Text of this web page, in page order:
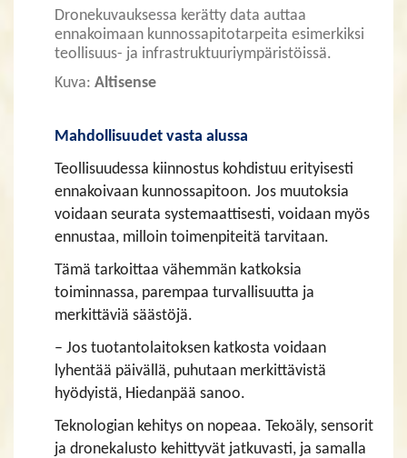
Dronekuvauksessa kerätty data auttaa
ennakoimaan kunnossapitotarpeita esimerkiksi
teollisuus- ja infrastruktuuriympäristöissä.
Kuva: Altisense
Mahdollisuudet vasta alussa
Teollisuudessa kiinnostus kohdistuu erityisesti
ennakoivaan kunnossapitoon. Jos muutoksia
voidaan seurata systemaattisesti, voidaan myös
ennustaa, milloin toimenpiteitä tarvitaan.
Tämä tarkoittaa vähemmän katkoksia
toiminnassa, parempaa turvallisuutta ja
merkittäviä säästöjä.
– Jos tuotantolaitoksen katkosta voidaan
lyhentää päivällä, puhutaan merkittävistä
hyödyistä, Hiedanpää sanoo.
Teknologian kehitys on nopeaa. Tekoäly, sensorit
ja dronekalusto kehittyvät jatkuvasti, ja samalla